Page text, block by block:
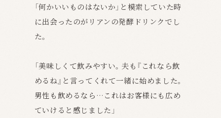
「何かいいものはないか」と模索していた時
に出会ったのがリアンの発酵ドリンクでし
た。
「美味しくて飲みやすい。夫も『これなら飲
めるね』と言ってくれて一緒に始めました。
男性も飲めるなら…これはお客様にも広め
ていけると感じました」